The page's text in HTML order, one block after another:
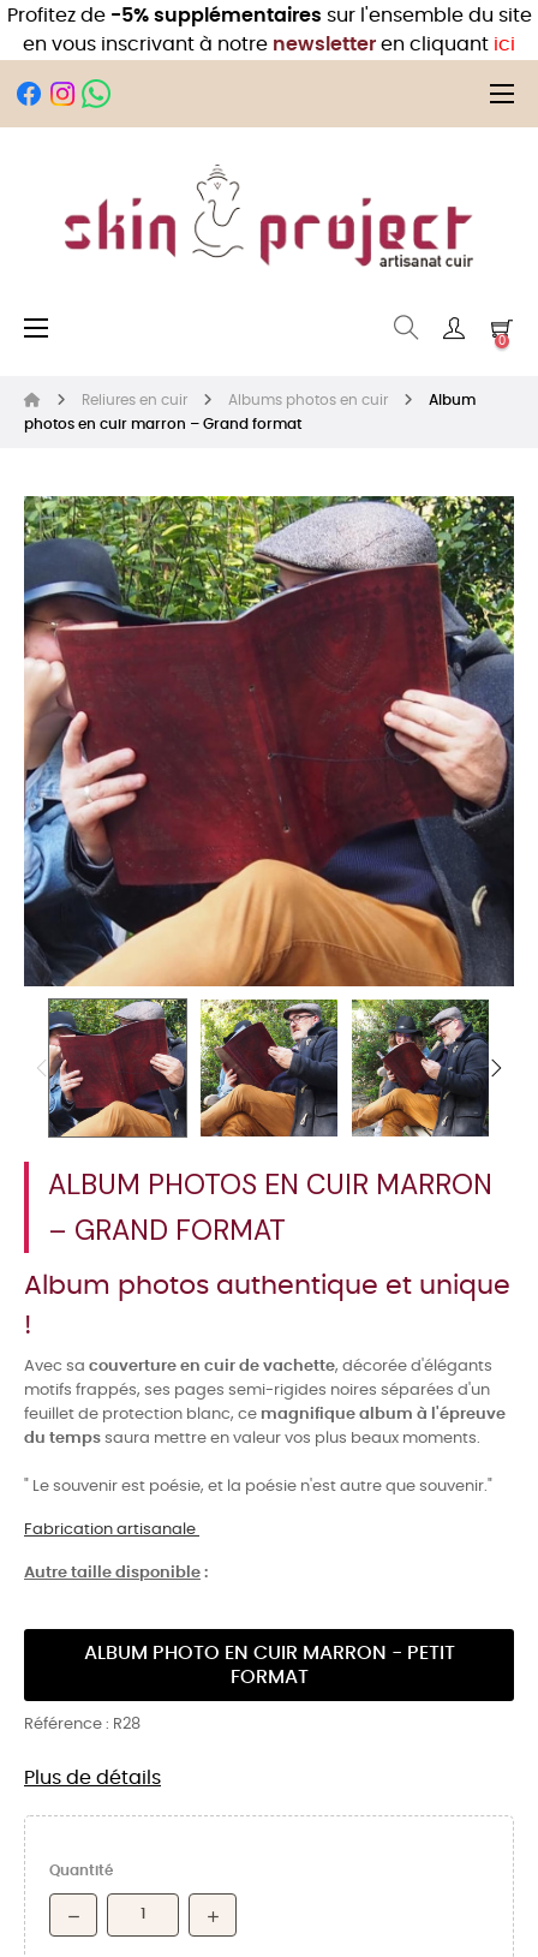
Profitez de-5% supplémentaires sur l'ensemble du site
en vous inscrivant à notre newsletter en cliquant ici
☰
Basculer la navigation
☰
0
Reliures en cuir Albums photos en cuir
Album
photos en cuir marron – Grand format
ALBUM PHOTOS EN CUIR MARRON
– GRAND FORMAT
Album photos authentique et unique
!
Avec sa couverture en cuir de vachette, décorée d'élégants
motifs frappés, ses pages semi-rigides noires séparées d'un
feuillet de protection blanc, ce magnifique album à l'épreuve
du temps saura mettre en valeur vos plus beaux moments.
" Le souvenir est poésie, et la poésie n'est autre que souvenir."
Fabrication artisanale
Autre taille disponible :
ALBUM PHOTO EN CUIR MARRON - PETIT
FORMAT
Référence : R28
Plus de détails
Quantité